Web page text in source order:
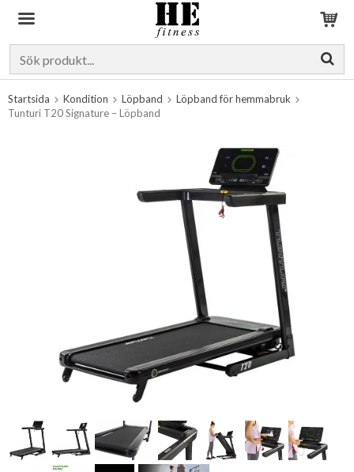
Startsida Kondition Löpband
Löpband för hemmabruk
Tunturi T20 Signature – Löpband